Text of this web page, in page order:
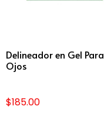
Delineador en Gel Para
Ojos
$185.00